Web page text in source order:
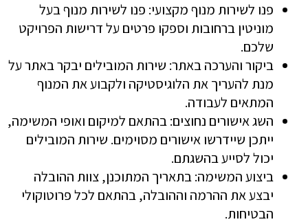
פנו לשירות מנוף מקצועי: פנו לשירות מנוף בעל
מוניטין ברחובות וספקו פרטים על דרישות הפרויקט
שלכם.
ביקור והערכה באתר: שירות המובילים יבקר באתר על
מנת להעריך את הלוגיסטיקה ולקבוע את המנוף
המתאים לעבודה.
השג אישורים נחוצים: בהתאם למיקום ואופי המשימה,
ייתכן שיידרשו אישורים מסוימים. שירות המובילים
יכול לסייע בהשגתם.
ביצוע המשימה: בתאריך המתוכנן, צוות ההובלה
יבצע את ההרמה וההובלה, בהתאם לכל פרוטוקולי
הבטיחות.